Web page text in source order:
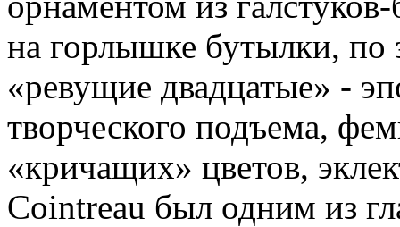
на горлышке бутылки, по
«ревущие двадцатые» -
творческого подъема,
«кричащих» цветов,
Cointreau был одним из